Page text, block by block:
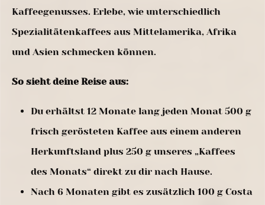
Kaffeegenusses. Erlebe, wie unterschiedlich
Spezialitätenkaffees aus Mittelamerika, Afrika
und Asien schmecken können.
So sieht deine Reise aus:
Du erhältst 12 Monate lang jeden Monat 500 g
frisch gerösteten Kaffee aus einem anderen
Herkunftsland plus 250 g unseres „Kaffees
des Monats“ direkt zu dir nach Hause.
Nach 6 Monaten gibt es zusätzlich 100 g Costa